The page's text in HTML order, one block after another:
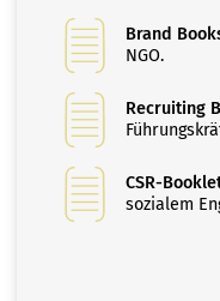
Brand
NGO.
Recruiting
CSR-
sozialem